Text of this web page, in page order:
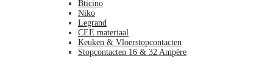
Bticino
Niko
Legrand
CEE materiaal
Keuken & Vloerstopcontacten
Stopcontacten 16 & 32 Ampère